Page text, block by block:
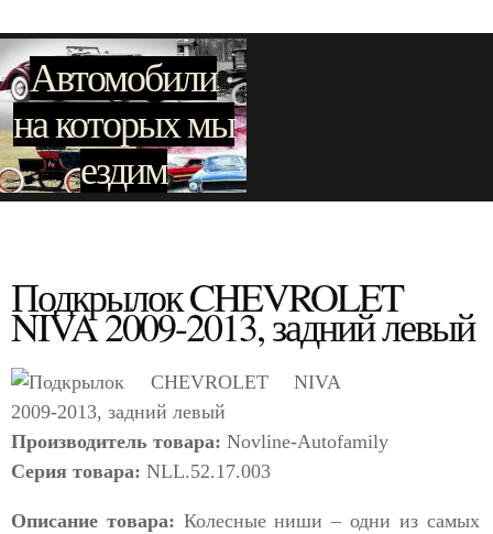
Автомобили
на которых мы
ездим
Подкрылок CHEVROLET
NIVA 2009-2013, задний левый
Производитель товара: Novline-Autofamily
Серия товара: NLL.52.17.003
Описание товара: Колесные ниши – одни из самых